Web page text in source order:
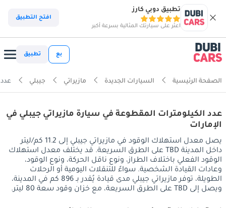
تطبيق دوبي كارز
اعثر على سيارتك المثالية بسرعة أكبر
افتح التطبيق
بع تطبيق
الصفحة الرئيسية السيارات الجديدة مازيراتي جيبلي
عدد الكيلومترات المقطوعة في سيارة مازيراتي جيبلي في
الإمارات
يصل معدل استهلاك الوقود في مازيراتي جيبلي إلى 11.2 كم/ليتر
داخل المدينة TBD على الطرق السريعة. قد يختلف معدل استهلاك
الوقود الفعلي باختلاف الطراز، ونوع ناقل الحركة، ونوع الوقود،
وعادات القيادة الشخصية. سواءً للتنقلات اليومية أو الرحلات
الطويلة، توفر مازيراتي جيبلي مدى قيادة يُقدر بـ 896 كم في المدينة،
ويصل إلى TBD على الطرق السريعة، مع خزان وقود سعة 80 ليتر.